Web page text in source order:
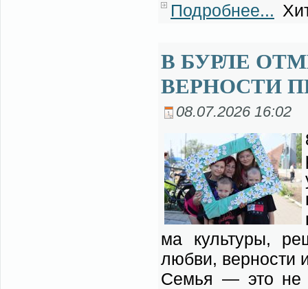
Подробнее...
В БУРЛЕ
ВЕРНОСТИ
08.07.2026 16:02
ма куль­ту­ры,
люб­ви, вер­но­сти
Се­мья — это не